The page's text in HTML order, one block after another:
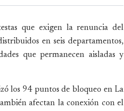
que exigen la renuncia del
en seis departamentos,
que permanecen aisladas y
los 94 puntos de bloqueo en La
afectan la conexión con el